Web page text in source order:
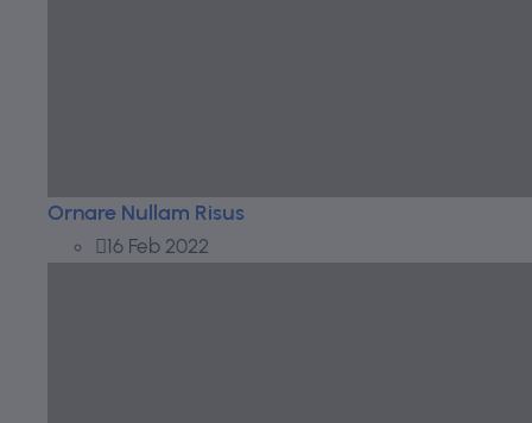
Ornare Nullam Risus
16 Feb 2022